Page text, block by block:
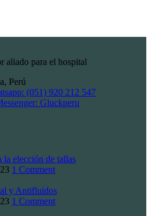
aliado para el hospital
Perú
(051) 920 212 547
Gluckperu
la elección de tallas
1 Comment
y Antifluidos
1 Comment